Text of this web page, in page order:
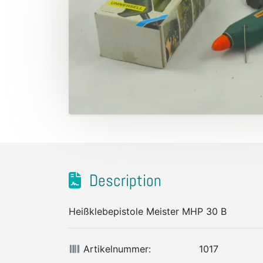
Description
Heißklebepistole Meister MHP 30 B
Artikelnummer: 1017